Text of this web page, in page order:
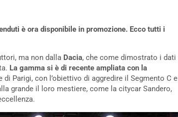
è ora disponibile in promozione. Ecco tutti i
ma non dalla Dacia, che come dimostrato i dati
La gamma si è di recente ampliata con la
Parigi, con l’obiettivo di aggredire il Segmento C e
grande il loro mestiere, come la citycar Sandero,